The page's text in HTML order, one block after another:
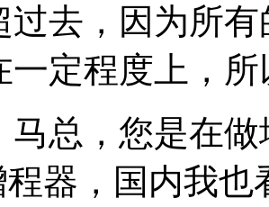
过去，因为所有
一定程度上，
马总，您是在
器，国内我